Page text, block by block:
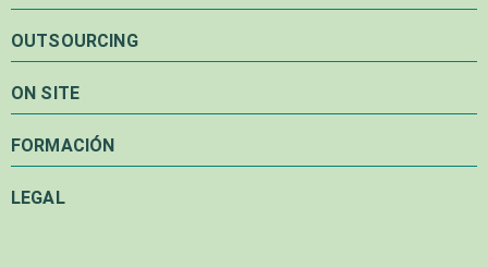
OUTSOURCING
ON SITE
FORMACIÓN
LEGAL